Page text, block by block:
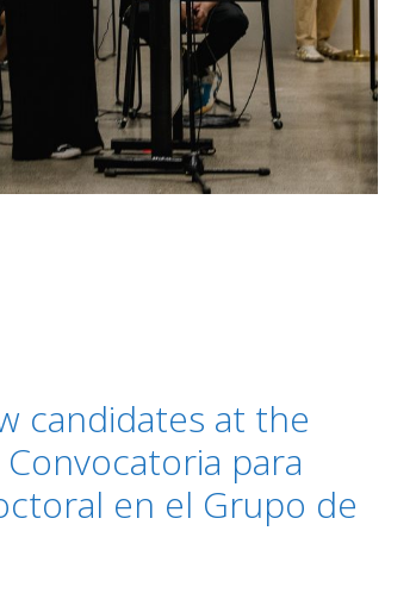
candidates at the
para
en el Grupo de